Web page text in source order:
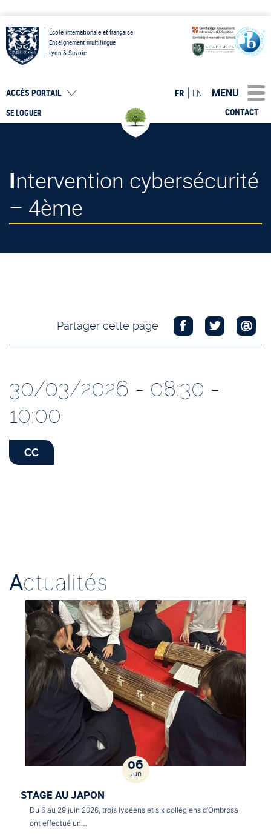
École internationale et française
Enseignement multilingue
Lyon & Savoie
SE LOGUER
ACCÈS PORTAIL
CONTACT
FR EN MENU
Intervention cybersécurité
– 4ème
Partager cette page
30/03/2026 - 08:30 -
10:00
CC
Actualités
06
Jun
STAGE AU JAPON
Du 6 au 29 juin 2026, trois lycéens et six collégiens d’Ombrosa
ont effectué un…